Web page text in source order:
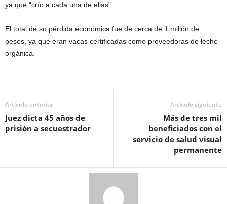
ya que “crío a cada una de ellas”.
El total de su pérdida económica fue de cerca de 1 millón de
pesos, ya que eran vacas certificadas como proveedoras de leche
orgánica.
Artículo anterior
Juez dicta 45 años de
prisión a secuestrador
Artículo siguiente
Más de tres mil
beneficiados con el
servicio de salud visual
permanente